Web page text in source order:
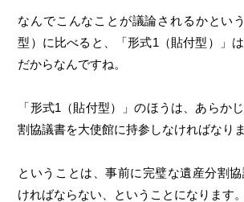
なんでこんなことが議論されるかとい
型）に比べると、「形式1（貼付型）」
だからなんですね。
「形式1（貼付型）」のほうは、あらか
割協議書を大使館に持参しなければなりま
ということは、事前に完璧な遺産分割
ければならない、ということになります。